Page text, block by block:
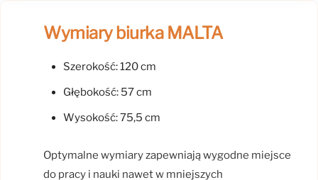
Wymiary biurka MALTA
Szerokość: 120 cm
Głębokość: 57 cm
Wysokość: 75,5 cm
Optymalne wymiary zapewniają wygodne miejsce
do pracy i nauki nawet w mniejszych